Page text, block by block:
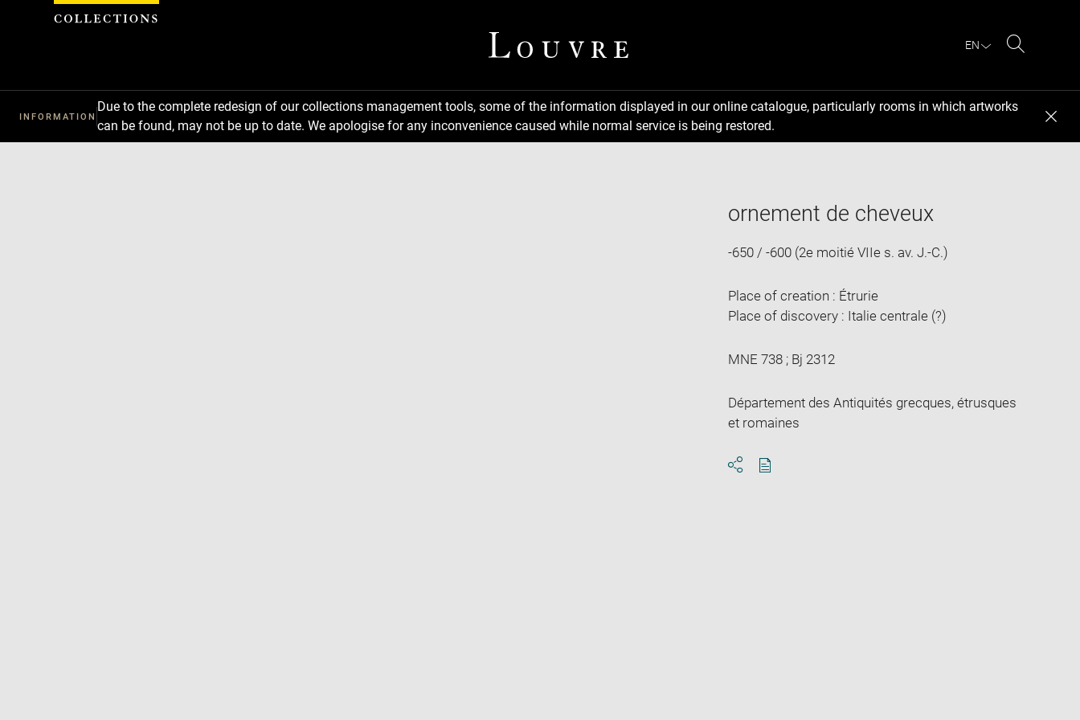
EN
INFORMATION
Due to the complete redesign of our collections management tools, some of the information displayed in our online catalogue, particularly rooms in which artworks
can be found, may not be up to date. We apologise for any inconvenience caused while normal service is being restored.
ornement de cheveux
-650 / -600 (2e moitié VIIe s. av. J.-C.)
Place of creation : Étrurie
Place of discovery : Italie centrale (?)
MNE 738 ; Bj 2312
Département des Antiquités grecques, étrusques
et romaines
Cookies management panel